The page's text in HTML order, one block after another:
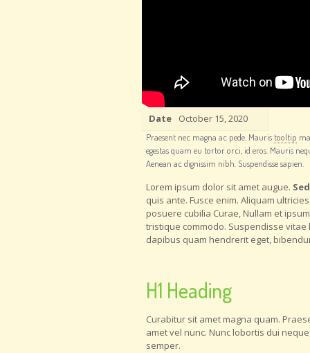
Date October 15, 2020
Praesent nec magna ac pede. Mauris tooltip
egestas quam eu tortor orci, id eros. Mauris
Aenean ac dignissim nibh. Suspendisse sapien.
Lorem ipsum dolor sit amet augue.
quis ante. Fusce enim. Aliquam
posuere cubilia Curae, Nullam et
tristique commodo. Suspendisse
dapibus quam hendrerit eget,
H1 Heading
Curabitur sit amet magna quam.
amet vel nunc. Nunc lobortis dui
semper.